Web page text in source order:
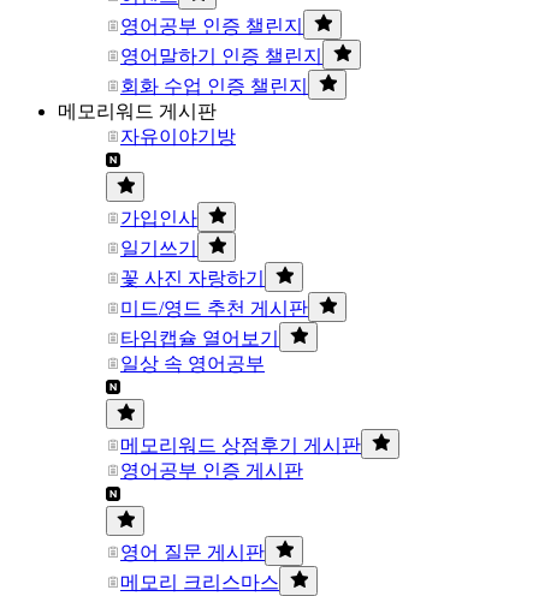
영어공부 인증 챌린지
영어말하기 인증 챌린지
회화 수업 인증 챌린지
메모리워드 게시판
자유이야기방
가입인사
일기쓰기
꽃 사진 자랑하기
미드/영드 추천 게시판
타임캡슐 열어보기
일상 속 영어공부
메모리워드 상점후기 게시판
영어공부 인증 게시판
영어 질문 게시판
메모리 크리스마스